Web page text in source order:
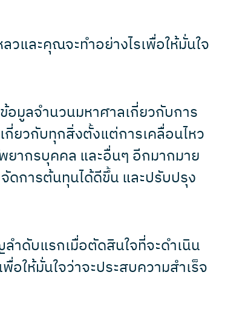
วและคุณจะทำอย่างไรเพื่อให้มั่นใจ
อมูลจำนวนมหาศาลเกี่ยวกับการ
ยวกับทุกสิ่งตั้งแต่การเคลื่อนไหว
ากรบุคคล และอื่นๆ อีกมากมาย
ดการต้นทุนได้ดีขึ้น และปรับปรุง
ำดับแรกเมื่อตัดสินใจที่จะดำเนิน
อให้มั่นใจว่าจะประสบความสำเร็จ